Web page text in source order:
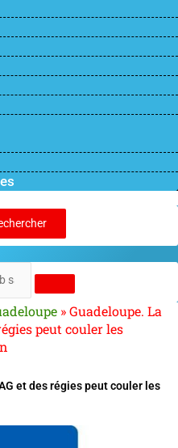
»Guadeloupe. La
peut couler les
et des régies peut couler les